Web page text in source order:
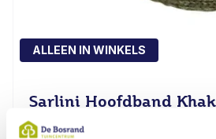
ALLEEN IN WINKELS
Sarlini Hoofdband
5,99